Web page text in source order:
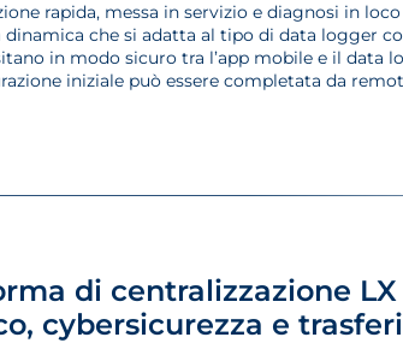
rapida, messa in servizio e diagnosi in
dinamica che si adatta al tipo di data logger
in modo sicuro tra l’app mobile e il data
iniziale può essere completata da
di centralizzazione LX
cybersicurezza e